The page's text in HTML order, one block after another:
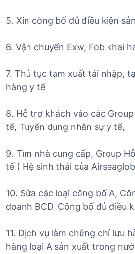
5. Xin công bố đủ điều kiện
6. Vận chuyển Exw, Fob khai
7. Thủ tục tạm xuất tái nhập,
hàng y tế
8. Hỗ trợ khách vào các
tế, Tuyển dụng nhân sự y tế,
9. Tìm nhà cung cấp, Group
tế ( Hệ sinh thái của
10. Sửa các loại công bố A,
doanh BCD, Công bố đủ điều
11. Dịch vụ làm chứng chỉ lưu
hàng loại A sản xuất trong